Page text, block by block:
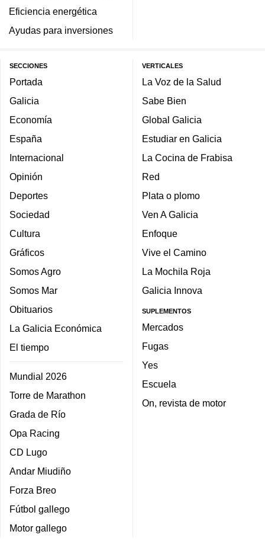
Eficiencia energética
Ayudas para inversiones
SECCIONES
Portada
Galicia
Economía
España
Internacional
Opinión
Deportes
Sociedad
Cultura
Gráficos
Somos Agro
Somos Mar
Obituarios
La Galicia Económica
El tiempo
Mundial 2026
Torre de Marathon
Grada de Río
Opa Racing
CD Lugo
Andar Miudiño
Forza Breo
Fútbol gallego
Motor gallego
VERTICALES
La Voz de la Salud
Sabe Bien
Global Galicia
Estudiar en Galicia
La Cocina de Frabisa
Red
Plata o plomo
Ven A Galicia
Enfoque
Vive el Camino
La Mochila Roja
Galicia Innova
SUPLEMENTOS
Mercados
Fugas
Yes
Escuela
On, revista de motor